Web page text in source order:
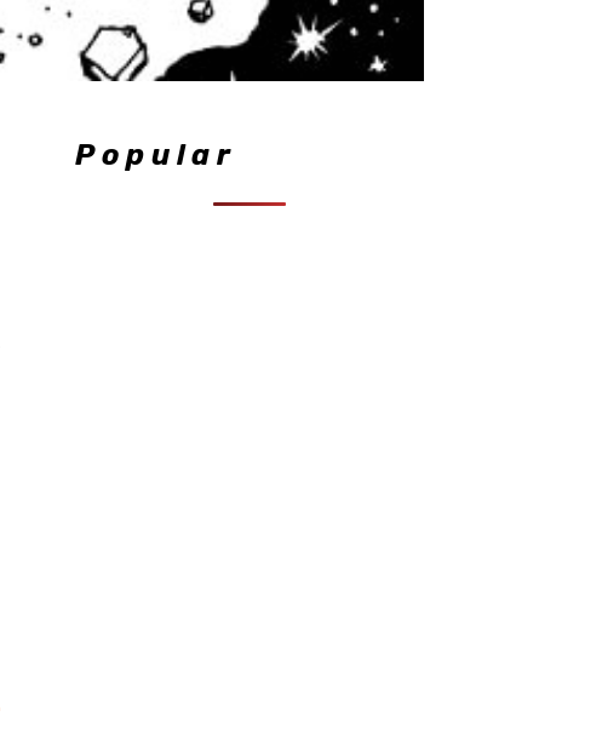
Popular